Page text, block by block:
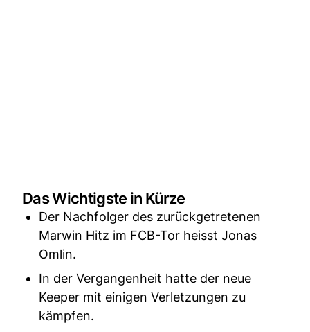
Das Wichtigste in Kürze
Der Nachfolger des zurückgetretenen
Marwin Hitz im FCB-Tor heisst Jonas
Omlin.
In der Vergangenheit hatte der neue
Keeper mit einigen Verletzungen zu
kämpfen.